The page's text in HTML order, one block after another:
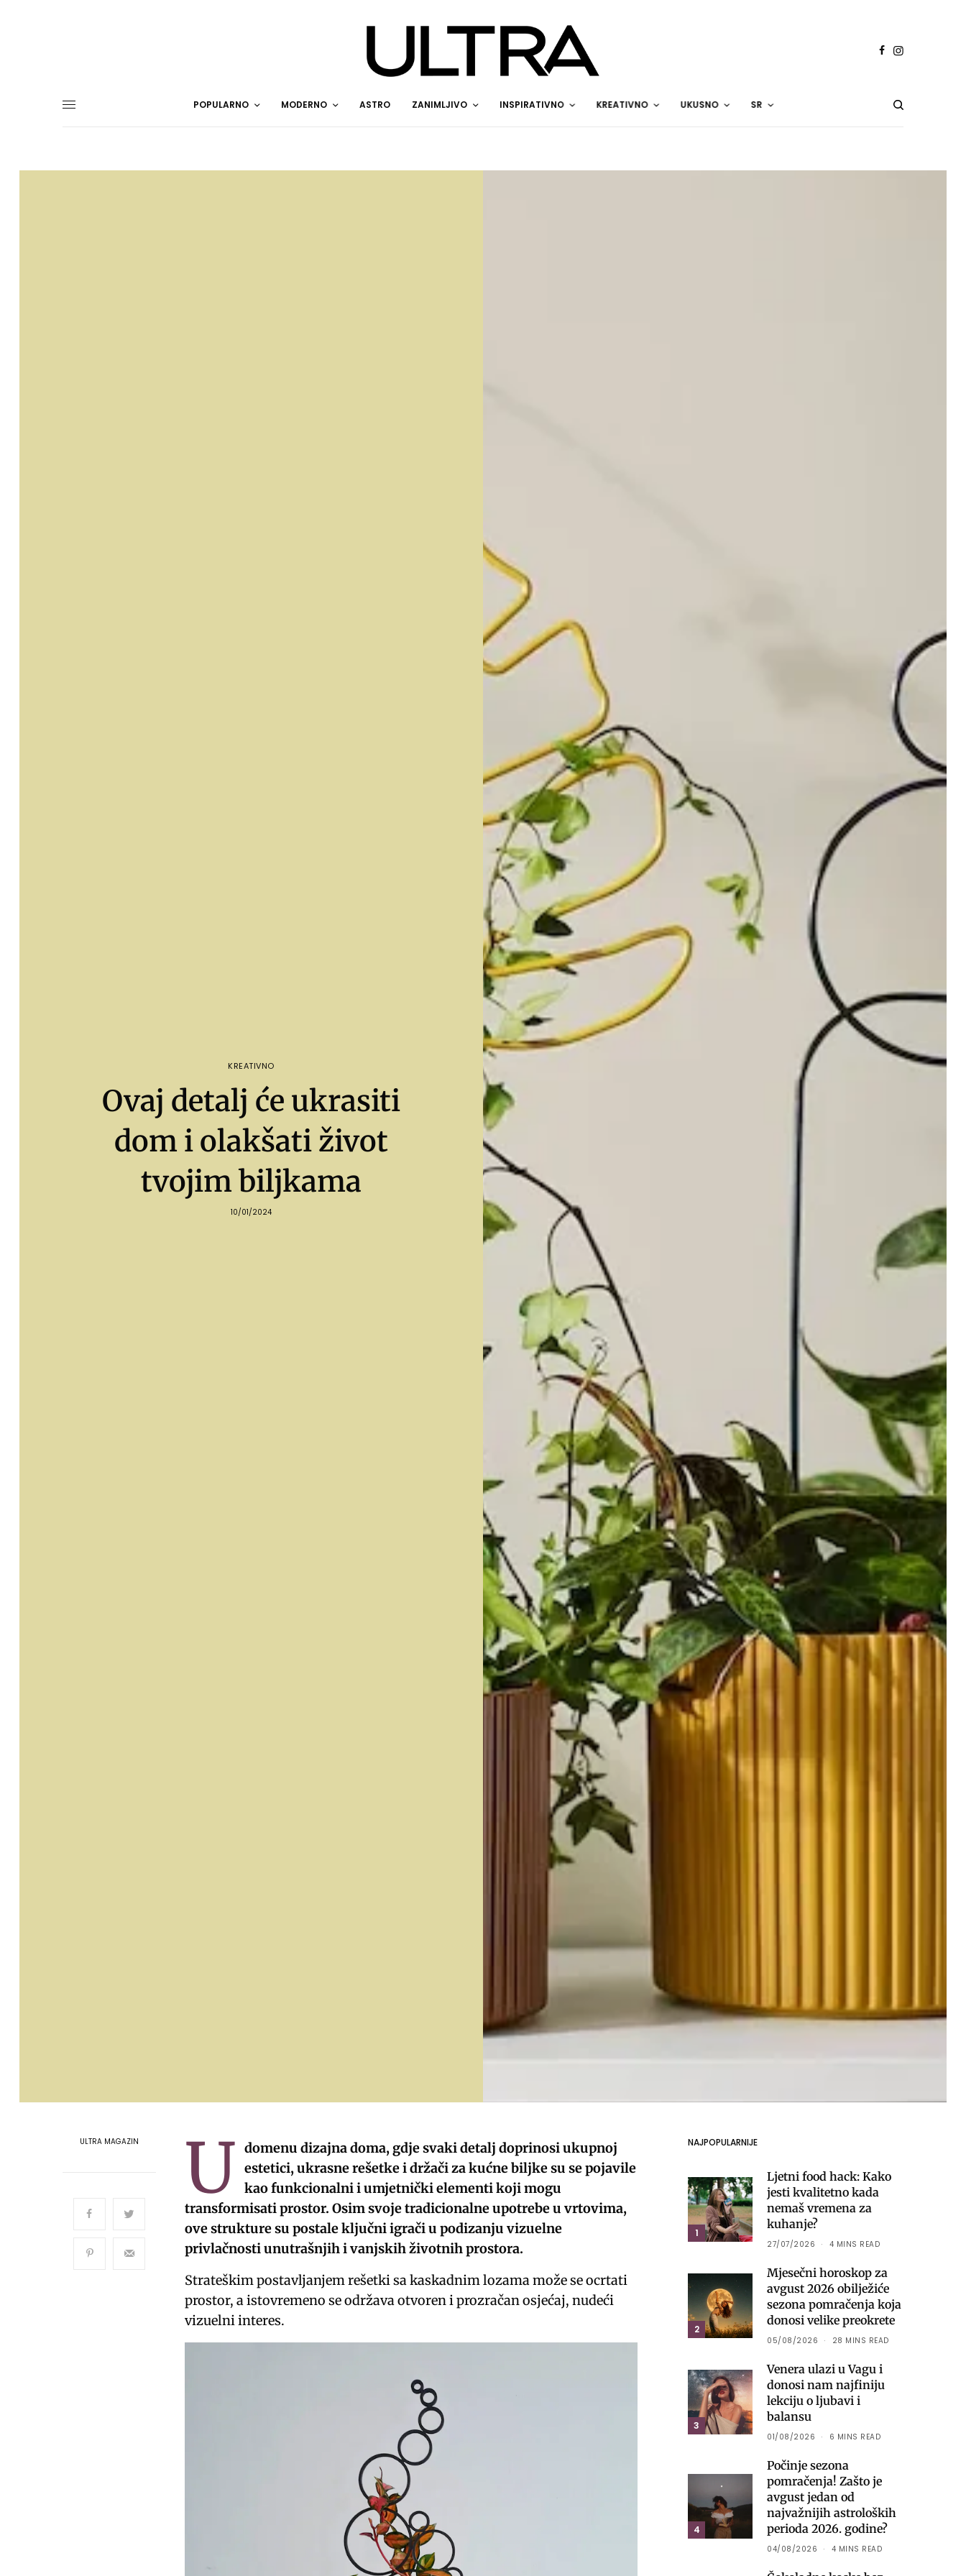
POPULARNO MODERNO ASTRO ZANIMLJIVO INSPIRATIVNO KREATIVNO UKUSNO SR
KREATIVNO
Ovaj detalj će ukrasiti
dom i olakšati život
tvojim biljkama
10/01/2024
ULTRA MAGAZIN U domenu dizajna doma, gdje svaki detalj doprinosi ukupnoj
estetici, ukrasne rešetke i držači za kućne biljke su se pojavile
kao funkcionalni i umjetnički elementi koji mogu
transformisati prostor. Osim svoje tradicionalne upotrebe u vrtovima,
ove strukture su postale ključni igrači u podizanju vizuelne
privlačnosti unutrašnjih i vanjskih životnih prostora.
Strateškim postavljanjem rešetki sa kaskadnim lozama može se ocrtati
prostor, a istovremeno se održava otvoren i prozračan osjećaj, nudeći
vizuelni interes.
NAJPOPULARNIJE
1
Ljetni food hack: Kako
jesti kvalitetno kada
nemaš vremena za
kuhanje?
27/07/2026 4 MINS READ
2
Mjesečni horoskop za
avgust 2026 obilježiće
sezona pomračenja koja
donosi velike preokrete
05/08/2026 28 MINS READ
3
Venera ulazi u Vagu i
donosi nam najfiniju
lekciju o ljubavi i
balansu
01/08/2026 6 MINS READ
4
Počinje sezona
pomračenja! Zašto je
avgust jedan od
najvažnijih astroloških
perioda 2026. godine?
04/08/2026 4 MINS READ